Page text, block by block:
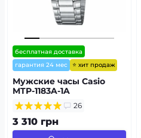
бесплатная доставка
гарантия 24 мес
⭐ хит продаж
Мужские часы Casio
MTP-1183A-1A
26
3 310 грн